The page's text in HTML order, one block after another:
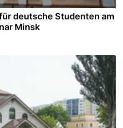
deutsche Studenten am
Minsk